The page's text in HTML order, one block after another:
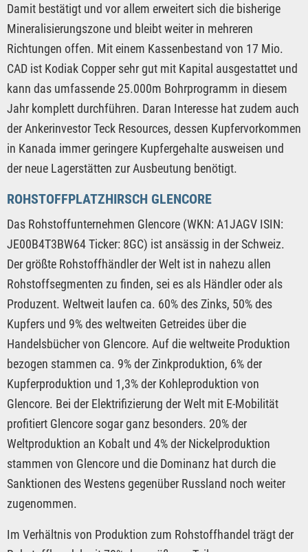
Damit bestätigt und vor allem erweitert sich die bisherige
Mineralisierungszone und bleibt weiter in mehreren
Richtungen offen. Mit einem Kassenbestand von 17 Mio.
CAD ist Kodiak Copper sehr gut mit Kapital ausgestattet und
kann das umfassende 25.000m Bohrprogramm in diesem
Jahr komplett durchführen. Daran Interesse hat zudem auch
der Ankerinvestor Teck Resources, dessen Kupfervorkommen
in Kanada immer geringere Kupfergehalte ausweisen und
der neue Lagerstätten zur Ausbeutung benötigt.
ROHSTOFFPLATZHIRSCH GLENCORE
Das Rohstoffunternehmen Glencore (WKN: A1JAGV ISIN:
JE00B4T3BW64 Ticker: 8GC) ist ansässig in der Schweiz.
Der größte Rohstoffhändler der Welt ist in nahezu allen
Rohstoffsegmenten zu finden, sei es als Händler oder als
Produzent. Weltweit laufen ca. 60% des Zinks, 50% des
Kupfers und 9% des weltweiten Getreides über die
Handelsbücher von Glencore. Auf die weltweite Produktion
bezogen stammen ca. 9% der Zinkproduktion, 6% der
Kupferproduktion und 1,3% der Kohleproduktion von
Glencore. Bei der Elektrifizierung der Welt mit E-Mobilität
profitiert Glencore sogar ganz besonders. 20% der
Weltproduktion an Kobalt und 4% der Nickelproduktion
stammen von Glencore und die Dominanz hat durch die
Sanktionen des Westens gegenüber Russland noch weiter
zugenommen.
Im Verhältnis von Produktion zum Rohstoffhandel trägt der